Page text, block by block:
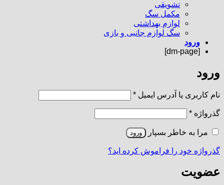
تشویقی
مکمل سگ
لوازم بهداشتی
سگ لوازم جانبی و بازی
ورود
[dm-page]
ورود
نام کاربری یا آدرس ایمیل *الزامی
گذرواژه *الزامی
مرا به خاطر بسپار ورود
گذرواژه خود را فراموش کرده اید؟
عضویت